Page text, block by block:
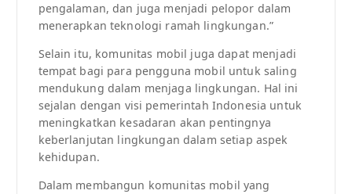
pengalaman, dan juga menjadi pelopor dalam
menerapkan teknologi ramah lingkungan.”
Selain itu, komunitas mobil juga dapat menjadi
tempat bagi para pengguna mobil untuk saling
mendukung dalam menjaga lingkungan. Hal ini
sejalan dengan visi pemerintah Indonesia untuk
meningkatkan kesadaran akan pentingnya
keberlanjutan lingkungan dalam setiap aspek
kehidupan.
Dalam membangun komunitas mobil yang